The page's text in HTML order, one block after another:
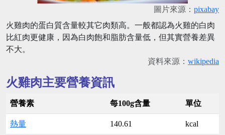
圖片來源： pixabay
火雞肉的蛋白質含量較其它肉類高。一般都認為火雞的白肉
比紅肉更健康，因為白肉飽和脂肪含量低，但其實營養差異
不大。
資料來源： wikipedia
火雞肉主要營養資訊
營養素 每100g含量 單位
熱量 140.61 kcal